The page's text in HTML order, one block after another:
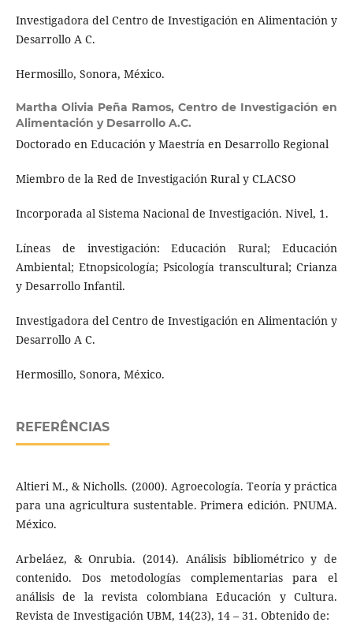
Investigadora del Centro de Investigación en Alimentación y
Desarrollo A C.
Hermosillo, Sonora, México.
Martha Olivia Peña Ramos,Centro de Investigación en
Alimentación y Desarrollo A.C.
Doctorado en Educación y Maestría en Desarrollo Regional
Miembro de la Red de Investigación Rural y CLACSO
Incorporada al Sistema Nacional de Investigación. Nivel, 1.
Líneas de investigación: Educación Rural; Educación
Ambiental; Etnopsicología; Psicología transcultural; Crianza
y Desarrollo Infantil.
Investigadora del Centro de Investigación en Alimentación y
Desarrollo A C.
Hermosillo, Sonora, México.
REFERÊNCIAS
Altieri M., & Nicholls. (2000). Agroecología. Teoría y práctica
para una agricultura sustentable. Primera edición. PNUMA.
México.
Arbeláez, & Onrubia. (2014). Análisis bibliométrico y de
contenido. Dos metodologías complementarias para el
análisis de la revista colombiana Educación y Cultura.
Revista de Investigación UBM, 14(23), 14 – 31. Obtenido de: